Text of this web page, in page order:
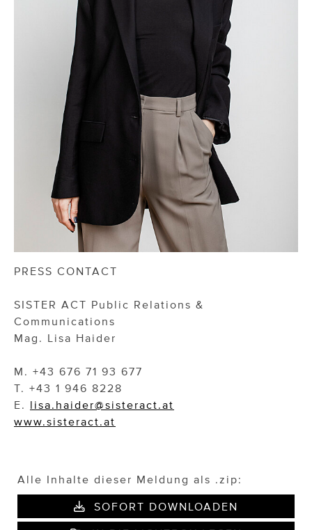
PRESS CONTACT
SISTER ACT Public Relations &
Communications
Mag. Lisa Haider
M. +43 676 71 93 677
T. +43 1 946 8228
E. lisa.haider@sisteract.at
www.sisteract.at
Alle Inhalte dieser Meldung als .zip:
SOFORT DOWNLOADEN